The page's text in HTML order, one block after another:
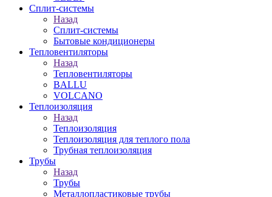
Сплит-системы
Назад
Сплит-системы
Бытовые кондиционеры
Тепловентиляторы
Назад
Тепловентиляторы
BALLU
VOLCANO
Теплоизоляция
Назад
Теплоизоляция
Теплоизоляция для теплого пола
Трубная теплоизоляция
Трубы
Назад
Трубы
Металлопластиковые трубы